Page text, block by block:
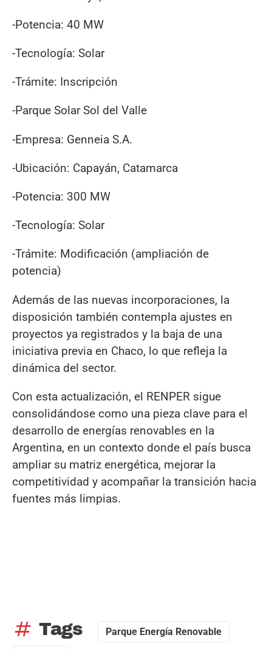
-Potencia: 40 MW
-Tecnología: Solar
-Trámite: Inscripción
-Parque Solar Sol del Valle
-Empresa: Genneia S.A.
-Ubicación: Capayán, Catamarca
-Potencia: 300 MW
-Tecnología: Solar
-Trámite: Modificación (ampliación de
potencia)
Además de las nuevas incorporaciones, la
disposición también contempla ajustes en
proyectos ya registrados y la baja de una
iniciativa previa en Chaco, lo que refleja la
dinámica del sector.
Con esta actualización, el RENPER sigue
consolidándose como una pieza clave para el
desarrollo de energías renovables en la
Argentina, en un contexto donde el país busca
ampliar su matriz energética, mejorar la
competitividad y acompañar la transición hacia
fuentes más limpias.
tag Tags Parque Energía Renovable